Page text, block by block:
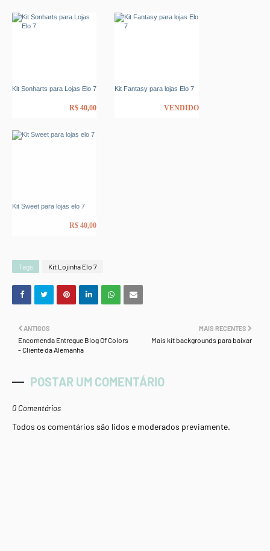
Kit Sonharts para Lojas Elo 7
R$ 40,00
Kit Fantasy para lojas Elo 7
VENDIDO
Kit Sweet para lojas elo 7
R$ 40,00
Tags Kit Lojinha Elo 7
MAIS RECENTES
Mais kit backgrounds para baixar
ANTIGOS
Encomenda Entregue Blog Of Colors
- Cliente da Alemanha
POSTAR UM COMENTÁRIO
0 Comentários
Todos os comentários são lidos e moderados previamente.